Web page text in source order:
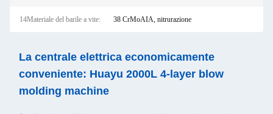
14Materiale del barile a vite: 38 CrMoAIA, nitrurazione
La centrale elettrica economicamente
conveniente: Huayu 2000L 4-layer blow
molding machine